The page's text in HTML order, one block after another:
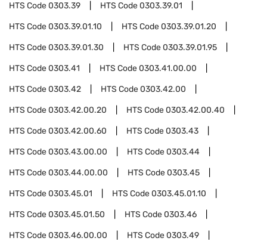
HTS Code0303.39 HTS Code0303.39.01
HTS Code0303.39.01.10 HTS Code0303.39.01.20
HTS Code0303.39.01.30 HTS Code0303.39.01.95
HTS Code0303.41 HTS Code0303.41.00.00
HTS Code0303.42 HTS Code0303.42.00
HTS Code0303.42.00.20 HTS Code0303.42.00.40
HTS Code0303.42.00.60 HTS Code0303.43
HTS Code0303.43.00.00 HTS Code0303.44
HTS Code0303.44.00.00 HTS Code0303.45
HTS Code0303.45.01 HTS Code0303.45.01.10
HTS Code0303.45.01.50 HTS Code0303.46
HTS Code0303.46.00.00 HTS Code0303.49